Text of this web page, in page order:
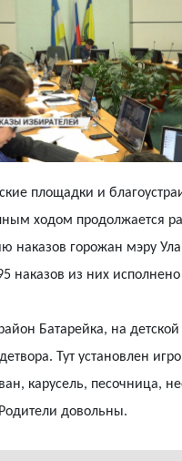
площадки и
ходом продолжается
наказов горожан мэру
наказов из них
Батарейка, на
Тут установлен
карусель, песочница,
довольны.